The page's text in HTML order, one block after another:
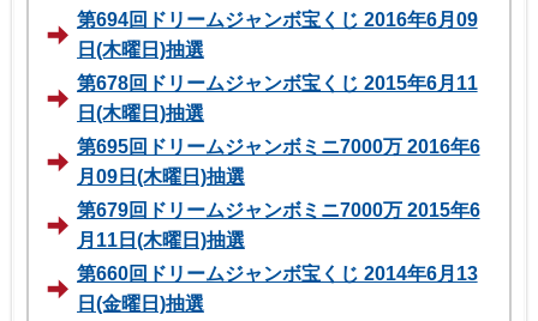
第694回ドリームジャンボ宝くじ 2016年6月09
日(木曜日)抽選
第678回ドリームジャンボ宝くじ 2015年6月11
日(木曜日)抽選
第695回ドリームジャンボミニ7000万 2016年6
月09日(木曜日)抽選
第679回ドリームジャンボミニ7000万 2015年6
月11日(木曜日)抽選
第660回ドリームジャンボ宝くじ 2014年6月13
日(金曜日)抽選